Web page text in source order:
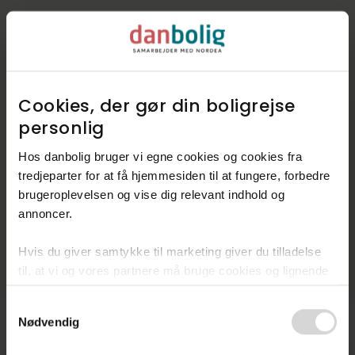
Cookies, der gør din boligrejse
personlig​
Hos danbolig bruger vi egne cookies og cookies fra
tredjeparter for at få hjemmesiden til at fungere, forbedre
brugeroplevelsen og vise dig relevant indhold og
annoncer.​
Hvis du giver samtykke til marketing giver du tilladelse
til, at vi og vores partnere må bruge cookies og lignende
danbolig.dk. Vi kan kombinere disse oplysninger med
andre data og anvende dem til målrettet markedsføring til
Selection
Nødvendig